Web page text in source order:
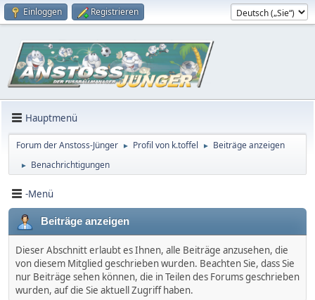
Einloggen Registrieren
Hauptmenü
Forum der Anstoss-Jünger ► Profil von k.toffel ► Beiträge anzeigen
► Benachrichtigungen
-Menü
Beiträge anzeigen
Dieser Abschnitt erlaubt es Ihnen, alle Beiträge anzusehen, die
von diesem Mitglied geschrieben wurden. Beachten Sie, dass Sie
nur Beiträge sehen können, die in Teilen des Forums geschrieben
wurden, auf die Sie aktuell Zugriff haben.